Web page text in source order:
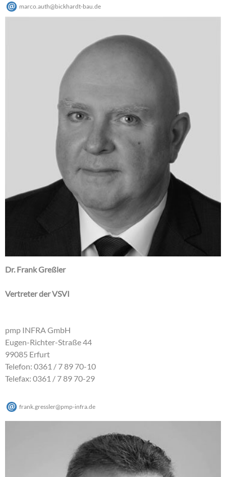
marco.auth@bickhardt-bau de
Dr. Frank Greßler
Vertreter der VSVI
pmp INFRA GmbH
Eugen-Richter-Straße 44
99085 Erfurt
Telefon: 0361 / 7 89 70-10
Telefax: 0361 / 7 89 70-29
frank.gressler@pmp-infra.de